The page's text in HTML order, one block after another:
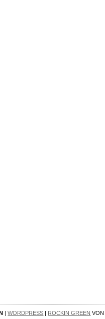
|WORDPRESS | ROCKIN GREEN